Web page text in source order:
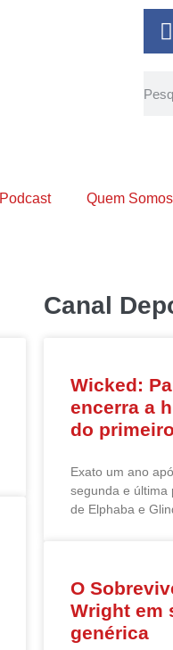
Podcast Quem Somos
Canal
Wicked:
encerra a
do
Exato um ano
segunda e última
de Elphaba e
O
Wright em
genérica